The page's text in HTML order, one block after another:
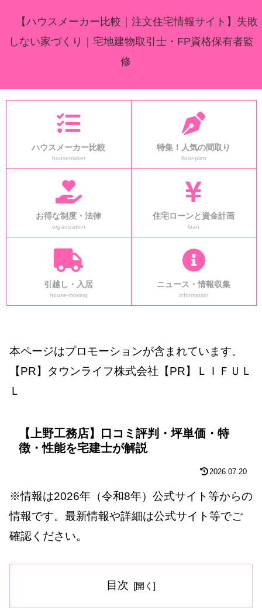
【ハウスメーカー比較｜注文住宅情報サイト】失敗
しない家づくり｜宅地建物取引士・FP資格保有者監
修
ハウスメーカー比較
housemaker
特集！人気の間取り
floor-plan
お得な制度・法律
organization
住宅ローンと資金計画
loan
引越し・入居
house-moving
ニュース・情報収集
information
本ページはプロモーションが含まれています。
【PR】タウンライフ株式会社【PR】ＬＩＦＵＬ
Ｌ
【上野工務店】口コミ評判・坪単価・特
徴・性能を宅建士が解説
2026.07.20
※情報は2026年（令和8年）公式サイト等からの
情報です。最新情報や詳細は公式サイト等でご
確認ください。
目次